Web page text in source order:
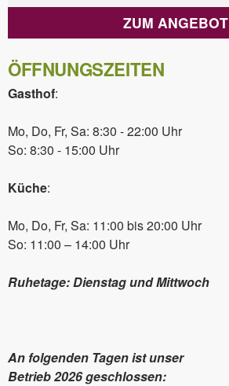
ZUM ANGEBOT
ÖFFNUNGSZEITEN
Gasthof:
Mo, Do, Fr, Sa: 8:30 - 22:00 Uhr
So: 8:30 - 15:00 Uhr
Küche:
Mo, Do, Fr, Sa: 11:00 bis 20:00 Uhr
So: 11:00 – 14:00 Uhr
Ruhetage: Dienstag und Mittwoch
An folgenden Tagen ist unser
Betrieb 2026 geschlossen: